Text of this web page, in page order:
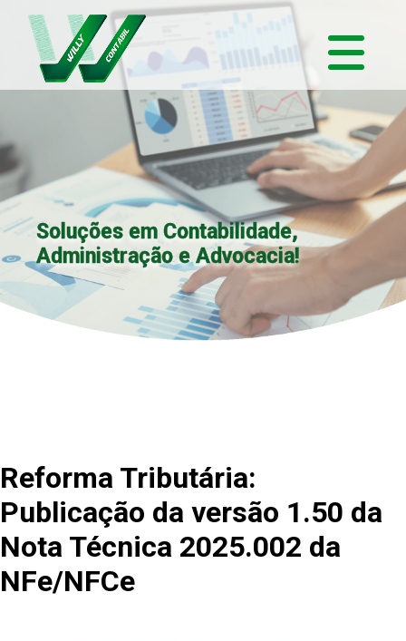
Soluções em Contabilidade,
Administração e Advocacia!
Reforma Tributária:
Publicação da versão 1.50 da
Nota Técnica 2025.002 da
NFe/NFCe